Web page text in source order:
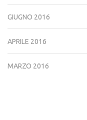
GIUGNO 2016
APRILE 2016
MARZO 2016